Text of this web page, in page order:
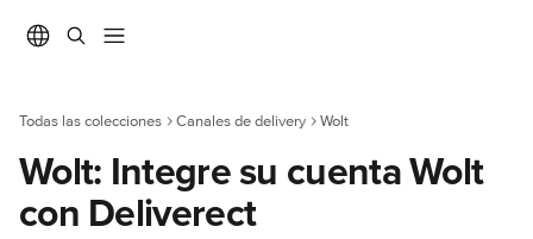
Todas las colecciones Canales de delivery Wolt
Wolt: Integre su cuenta Wolt
con Deliverect